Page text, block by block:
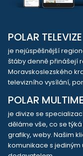
POLAR TELEVIZE
je nejúspěšnější
štáby denně přinášejí
Moravskoslezského
televizního vysílání,
POLAR
je divize se
děláme vše, co se
grafiky, weby. Našim
komunikace s